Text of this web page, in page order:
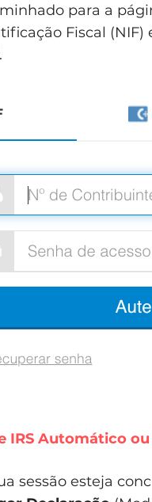
para a
Fiscal (NIF)
IRS Automático
sessão esteja